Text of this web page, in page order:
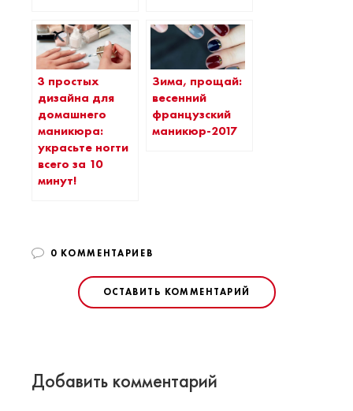
3 простых
дизайна для
домашнего
маникюра:
украсьте ногти
всего за 10
минут!
Зима, прощай:
весенний
французский
маникюр-2017
0 КОММЕНТАРИЕВ
ОСТАВИТЬ КОММЕНТАРИЙ
Добавить комментарий